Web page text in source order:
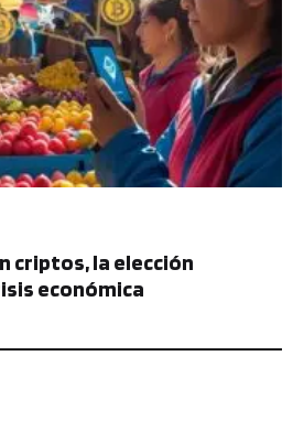
criptos, la elección
económica